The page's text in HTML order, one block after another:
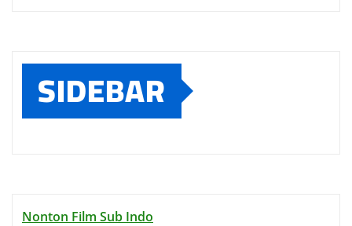
SIDEBAR
Nonton Film Sub Indo